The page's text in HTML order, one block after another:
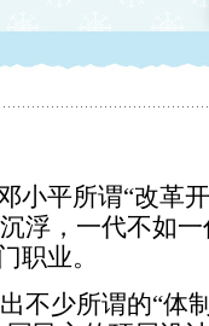
小平所谓“改革
浮，一代不如
职业。
不少所谓的“体